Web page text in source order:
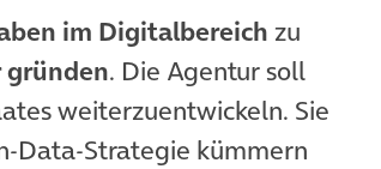
im Digitalbereich zu
. Die Agentur soll
weiterzuentwickeln. Sie
Data-Strategie kümmern